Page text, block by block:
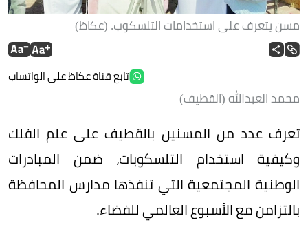
مسن يتعرف على استخدامات التلسكوب. (عكاظ)
تابع قناة عكاظ على الواتساب
محمد العبدالله (القطيف)
تعرف عدد من المسنين بالقطيف على علم الفلك
وكيفية استخدام التلسكوبات، ضمن المبادرات
الوطنية المجتمعية التي تنفذها مدارس المحافظة
بالتزامن مع الأسبوع العالمي للفضاء.